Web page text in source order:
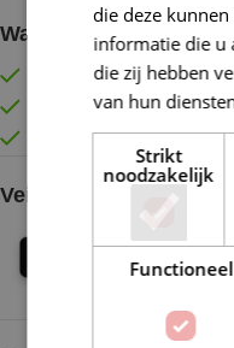
Waarom kopen bij de
Lage verzendkosten
Gratis verzonden vanaf
Vóór 16:30 besteld =
Veilig online betalen
die deze
informatie die u
die zij hebben
van hun
Strikt
noodzakelijk
Functioneel